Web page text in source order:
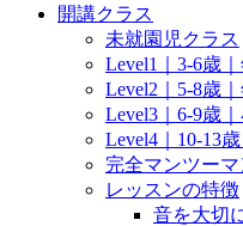
開講クラス
未就園児クラス
Level1｜3-6歳
Level2｜5-8歳
Level3｜6-9歳
Level4｜10-13
完全マンツー
レッスンの特徴
音を大切